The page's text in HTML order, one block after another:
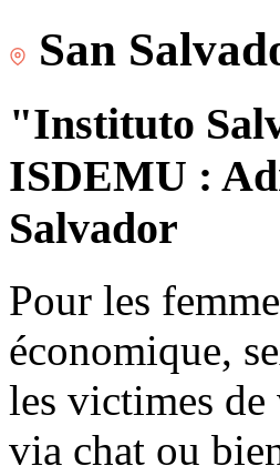
San
"Instituto
ISDEMU :
Salvador
Pour les
économique,
les victimes de
via chat ou